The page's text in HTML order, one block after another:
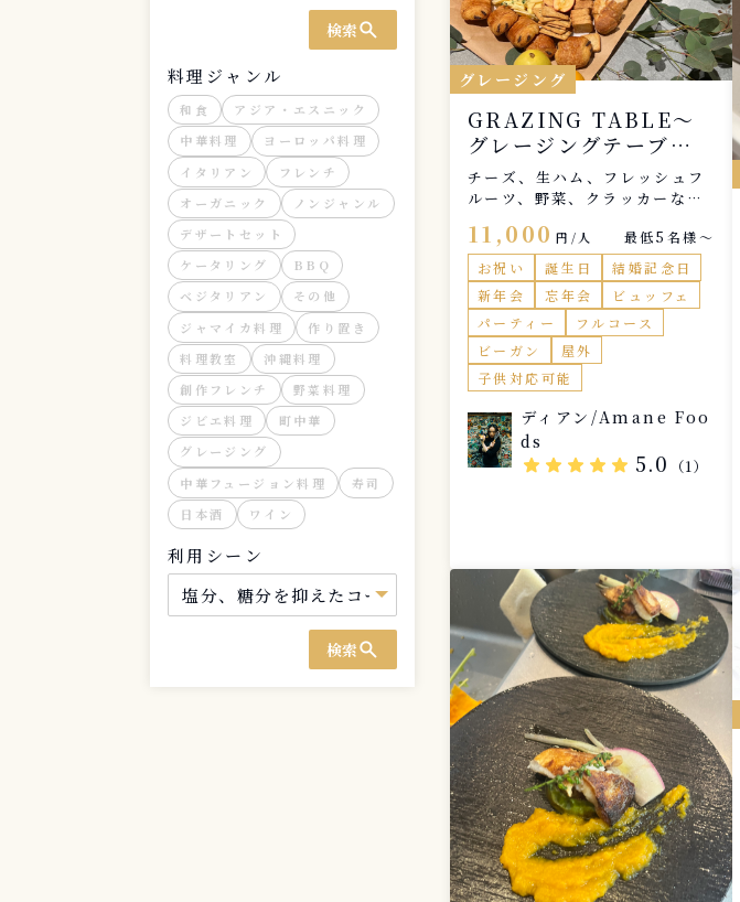
検索search
料理ジャンル
和食
アジア・エスニック
中華料理
ヨーロッパ料理
イタリアン
フレンチ
オーガニック
ノンジャンル
デザートセット
ケータリング
BBQ
ベジタリアン
その他
ジャマイカ料理
作り置き
料理教室
沖縄料理
創作フレンチ
野菜料理
ジビエ料理
町中華
グレージング
中華フュージョン料理
寿司
日本酒
ワイン
利用シーン
検索search
グレージング
GRAZING TABLE​〜
グレージングテーブ
ル〜
チーズ、生ハム、フレッシュフ
ルーツ、野菜、クラッカーなど
て楽しい、食べておいしい」前
菜の盛り合わせ。大人数でシェ
アするのにおすすめです。
11,000 円/人
最低5名様〜
お祝い
誕生日
結婚記念日
新年会
忘年会
ビュッフェ
パーティー
フルコース
ビーガン
屋外
子供対応可能
ディアン/Amane Foo
ds
star star star star star 5.0 （1）